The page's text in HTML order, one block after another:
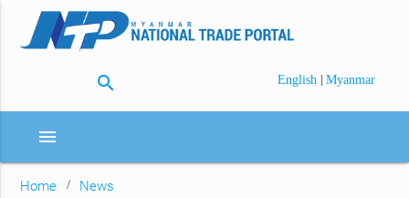
search English | Myanmar
menu
Home News